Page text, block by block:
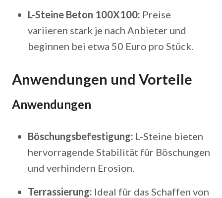
L-Steine Beton 100X100: Preise
variieren stark je nach Anbieter und
beginnen bei etwa 50 Euro pro Stück.
Anwendungen und Vorteile
Anwendungen
Böschungsbefestigung: L-Steine bieten
hervorragende Stabilität für Böschungen
und verhindern Erosion.
Terrassierung: Ideal für das Schaffen von